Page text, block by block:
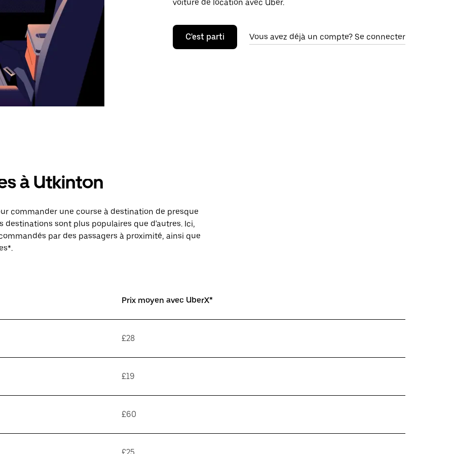
voiture de location avec Uber.
C'est parti Vous avez déjà un compte? Se connecter
à Utkinton
commander une course à destination de presque
sont plus populaires que d'autres. Ici,
par des passagers à proximité, ainsi que
Prix moyen avec UberX*
£28
£19
£60